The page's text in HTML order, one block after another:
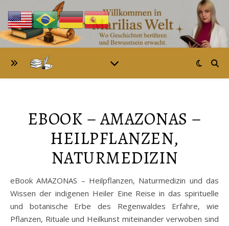
EBOOK – AMAZONAS –
HEILPFLANZEN,
NATURMEDIZIN
eBook AMAZONAS – Heilpflanzen, Naturmedizin und das
Wissen der indigenen Heiler Eine Reise in das spirituelle
und botanische Erbe des Regenwaldes Erfahre, wie
Pflanzen, Rituale und Heilkunst miteinander verwoben sind